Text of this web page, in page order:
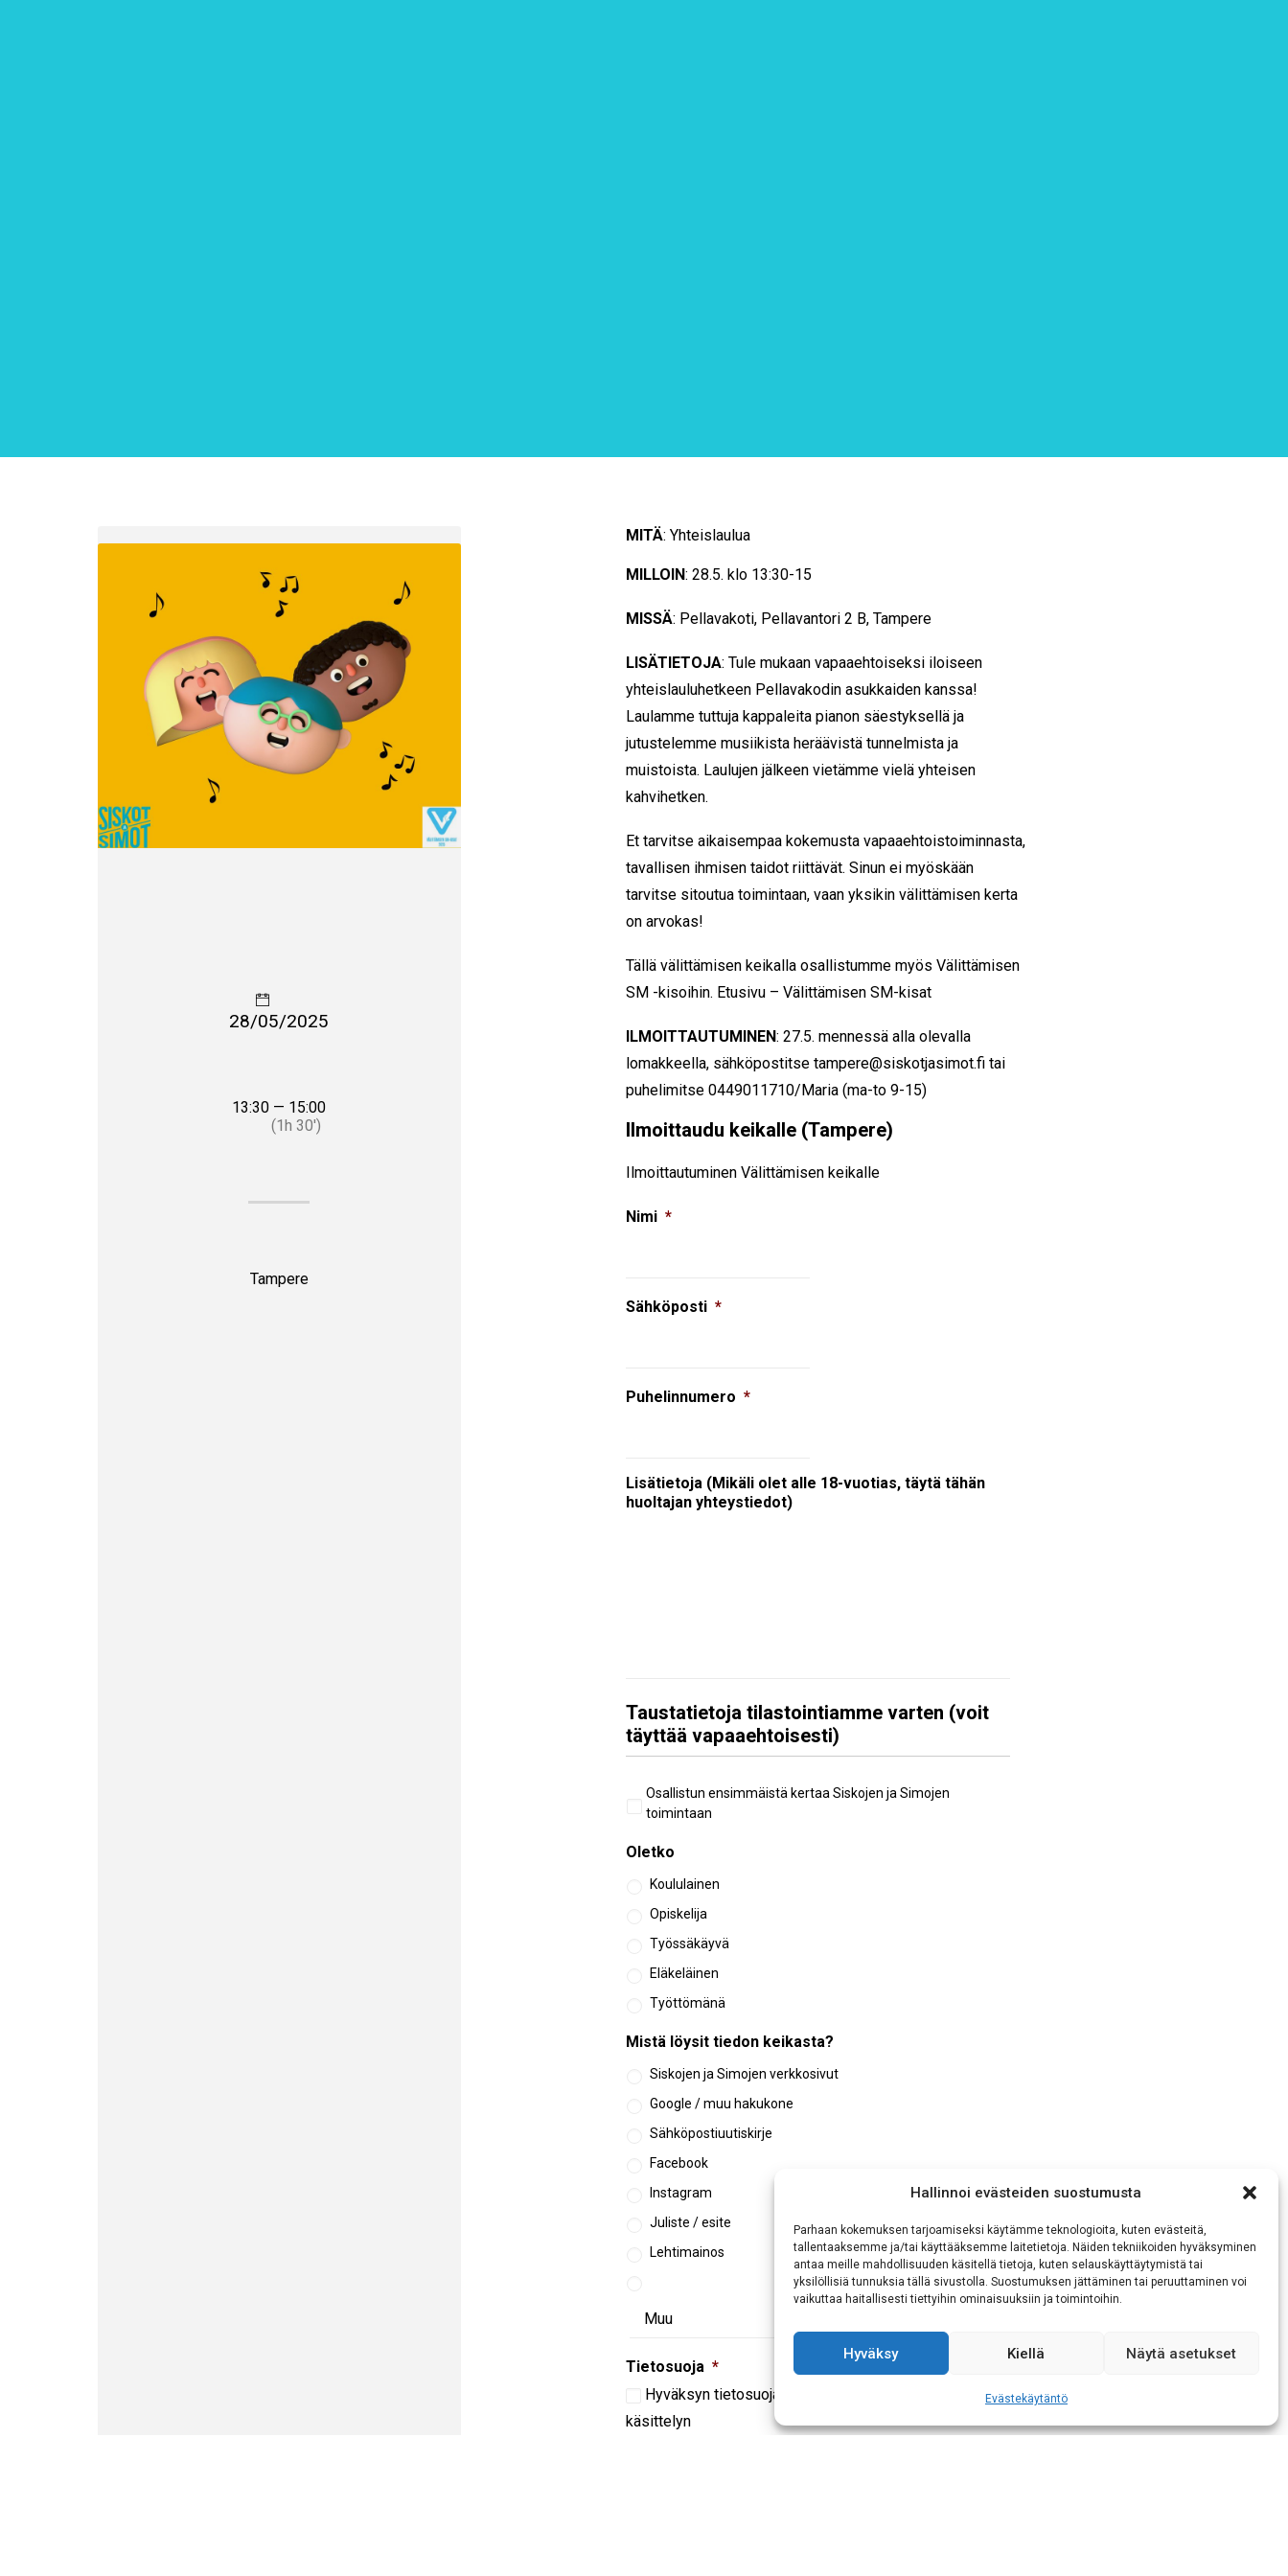
Hallinnoi evästeiden suostumusta
Parhaan kokemuksen tarjoamiseksi käytämme teknologioita, kuten evästeitä,
tallentaaksemme ja/tai käyttääksemme laitetietoja. Näiden tekniikoiden hyväksyminen
antaa meille mahdollisuuden käsitellä tietoja, kuten selauskäyttäytymistä tai
yksilöllisiä tunnuksia tällä sivustolla. Suostumuksen jättäminen tai peruuttaminen voi
vaikuttaa haitallisesti tiettyihin ominaisuuksiin ja toimintoihin.
Hyväksy Kiellä Näytä asetukset
Evästekäytäntö
MITÄ: Yhteislaulua
MILLOIN: 28.5. klo 13:30-15
MISSÄ: Pellavakoti, Pellavantori 2 B, Tampere
LISÄTIETOJA: Tule mukaan vapaaehtoiseksi iloiseen
yhteislauluhetkeen Pellavakodin asukkaiden kanssa!
Laulamme tuttuja kappaleita pianon säestyksellä ja
jutustelemme musiikista heräävistä tunnelmista ja
muistoista. Laulujen jälkeen vietämme vielä yhteisen
kahvihetken.
Et tarvitse aikaisempaa kokemusta vapaaehtoistoiminnasta,
tavallisen ihmisen taidot riittävät. Sinun ei myöskään
tarvitse sitoutua toimintaan, vaan yksikin välittämisen kerta
on arvokas!
Tällä välittämisen keikalla osallistumme myös Välittämisen
SM -kisoihin. Etusivu – Välittämisen SM-kisat
ILMOITTAUTUMINEN: 27.5. mennessä alla olevalla
lomakkeella, sähköpostitse tampere@siskotjasimot.fi tai
puhelimitse 0449011710/Maria (ma-to 9-15)
Ilmoittaudu keikalle (Tampere)
Ilmoittautuminen Välittämisen keikalle
Nimi *
Sähköposti *
Puhelinnumero *
Lisätietoja (Mikäli olet alle 18-vuotias, täytä tähän
huoltajan yhteystiedot)
Taustatietoja tilastointiamme varten (voit
täyttää vapaaehtoisesti)
Aiempi
osallistuminen
Osallistun ensimmäistä kertaa Siskojen ja Simojen
toimintaan
Oletko
Koululainen
Opiskelija
Työssäkäyvä
Eläkeläinen
Työttömänä
Mistä löysit tiedon keikasta?
Siskojen ja Simojen verkkosivut
Google / muu hakukone
Sähköpostiuutiskirje
Facebook
Instagram
Juliste / esite
Lehtimainos
Tietosuoja *
Hyväksyn tietosuojaselosteen
käsittelyn
28/05/2025
13:30 — 15:00
(1h 30′)
Tampere